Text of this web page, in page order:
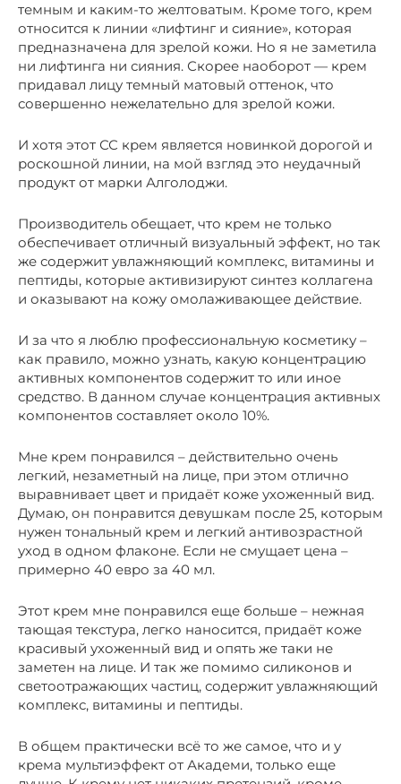
темным и каким-то желтоватым. Кроме того, крем
относится к линии «лифтинг и сияние», которая
предназначена для зрелой кожи. Но я не заметила
ни лифтинга ни сияния. Скорее наоборот — крем
придавал лицу темный матовый оттенок, что
совершенно нежелательно для зрелой кожи.
И хотя этот СС крем является новинкой дорогой и
роскошной линии, на мой взгляд это неудачный
продукт от марки Алголоджи.
Производитель обещает, что крем не только
обеспечивает отличный визуальный эффект, но так
же содержит увлажняющий комплекс, витамины и
пептиды, которые активизируют синтез коллагена
и оказывают на кожу омолаживающее действие.
И за что я люблю профессиональную косметику –
как правило, можно узнать, какую концентрацию
активных компонентов содержит то или иное
средство. В данном случае концентрация активных
компонентов составляет около 10%.
Мне крем понравился – действительно очень
легкий, незаметный на лице, при этом отлично
выравнивает цвет и придаёт коже ухоженный вид.
Думаю, он понравится девушкам после 25, которым
нужен тональный крем и легкий антивозрастной
уход в одном флаконе. Если не смущает цена –
примерно 40 евро за 40 мл.
Этот крем мне понравился еще больше – нежная
тающая текстура, легко наносится, придаёт коже
красивый ухоженный вид и опять же таки не
заметен на лице. И так же помимо силиконов и
светоотражающих частиц, содержит увлажняющий
комплекс, витамины и пептиды.
В общем практически всё то же самое, что и у
крема мультиэффект от Академи, только еще